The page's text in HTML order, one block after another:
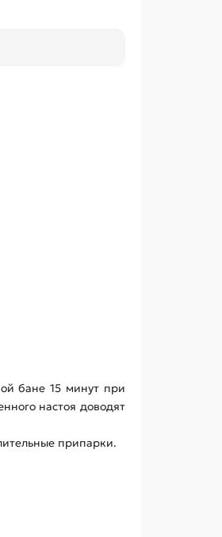
бане 15 минут при
настоя доводят
припарки.